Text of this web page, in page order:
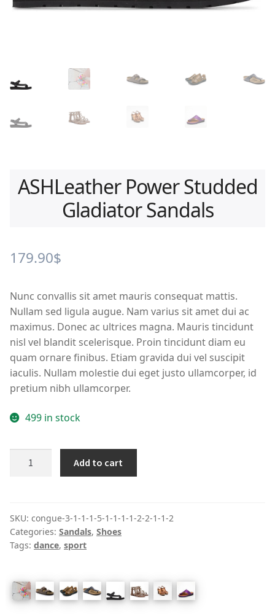
ASHLeather Power Studded
Gladiator Sandals
179.90$
Nunc convallis sit amet mauris consequat mattis.
Nullam sed ligula augue. Nam varius sit amet dui ac
maximus. Donec ac ultrices magna. Mauris tincidunt
nisl vel blandit scelerisque. Proin tincidunt diam eu
quam ornare finibus. Etiam gravida dui vel suscipit
iaculis. Nullam molestie dui eget justo ullamcorper, id
pretium nibh ullamcorper.
499 in stock
Sandals
quantity
Add to cart
SKU: congue-3-1-1-1-5-1-1-1-1-2-2-1-1-2
Categories: Sandals, Shoes
Tags: dance, sport